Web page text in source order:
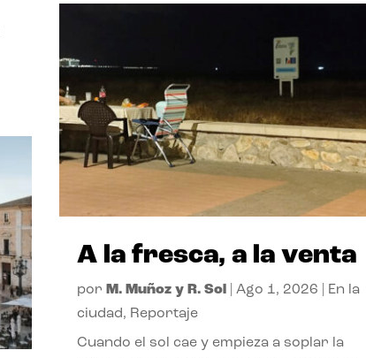
A la fresca, a la venta
por M. Muñoz y R. Sol Ago 1, 2026
En la
ciudad, Reportaje
Cuando el sol cae y empieza a soplar la